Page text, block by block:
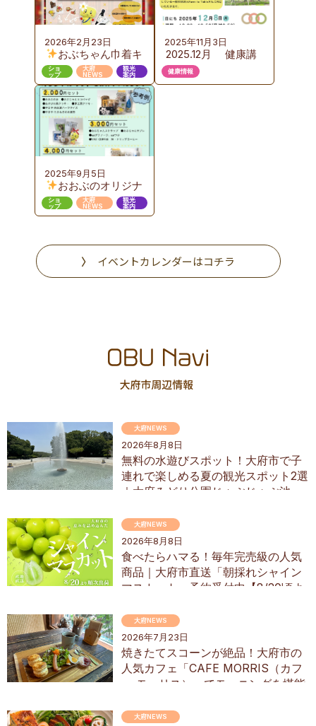
2026年2月23日
おぶちゃん巾着キ
ャンペーン 第３弾
ショ
ップ
大府
NEWS
観光
案内
2025年11月3日
2025.12月 健康講
座のご案内 『お
いしい給食から始め
健康情報
2025年9月5日
おおぶのオリジナ
ルギフト販売
ショ
ップ
大府
NEWS
観光
案内
イベントカレンダーはコチラ
2026年8月8日
無料の水遊びスポット！大府市で子
連れで楽しめる夏の観光スポット2選
｜大府みどり公園じゃぶじゃぶ池、
大府NEWS
2026年8月8日
食べたらハマる！毎年完売級の人気
商品｜大府市直送「朝採れシャイン
マスカット」予約受付中【8/20頃よ
グ
大府NEWS
2026年7月23日
焼きたてスコーンが絶品！大府市の
人気カフェ「CAFE MORRIS（カフ
ェ モーリス）」でモーニングを堪能
大府NEWS
大府NEWS